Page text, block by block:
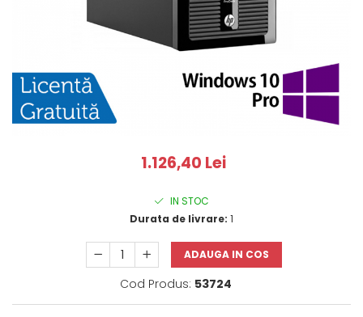
1.126,40 Lei
IN STOC
Durata de livrare: 1
ADAUGA IN COS
Cod Produs: 53724